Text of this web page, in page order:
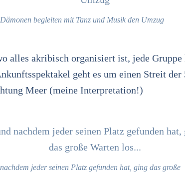
begleiten mit Tanz und Musik den Umzug
alles akribisch organisiert ist, jede Gruppe
geht es um einen Streit der
Meer (meine Interpretation!)
jeder seinen Platz gefunden hat, ging das große